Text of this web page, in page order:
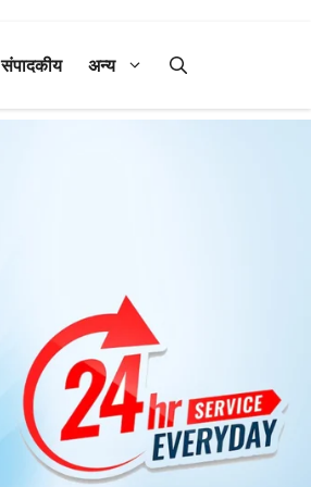
संपादकीय अन्य